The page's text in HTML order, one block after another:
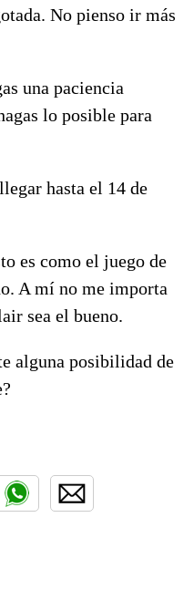
No pienso ir más
una paciencia
lo posible para
hasta el 14 de
es como el juego de
A mí no me importa
sea el bueno.
alguna posibilidad de